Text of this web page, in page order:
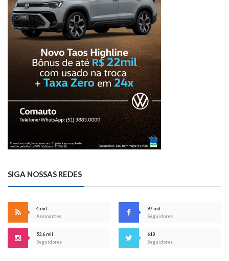
SIGA NOSSAS REDES
4 mil
Assinantes
97 mil
Seguidores
53,6 mil
Seguidores
618
Seguidores